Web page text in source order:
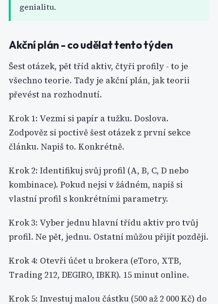
genialitu.
Akční plán - co udělat tento týden
Šest otázek, pět tříd aktiv, čtyři profily - to je
všechno teorie. Tady je akční plán, jak teorii
převést na rozhodnutí.
Krok 1: Vezmi si papír a tužku. Doslova.
Zodpověz si poctivě šest otázek z první sekce
článku. Napiš to. Konkrétně.
Krok 2: Identifikuj svůj profil (A, B, C, D nebo
kombinace). Pokud nejsi v žádném, napiš si
vlastní profil s konkrétními parametry.
Krok 3: Vyber jednu hlavní třídu aktiv pro tvůj
profil. Ne pět, jednu. Ostatní můžou přijít později.
Krok 4: Otevři účet u brokera (eToro, XTB,
Trading 212, DEGIRO, IBKR). 15 minut online.
Krok 5: Investuj malou částku (500 až 2 000 Kč) do